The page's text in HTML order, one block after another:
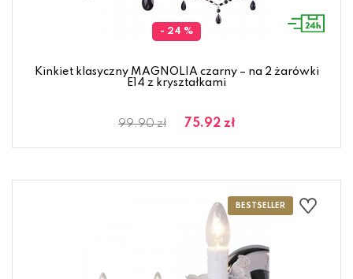
- 24 %
Kinkiet klasyczny MAGNOLIA czarny – na 2 żarówki
E14 z kryształkami
99.90 zł 75.92 zł